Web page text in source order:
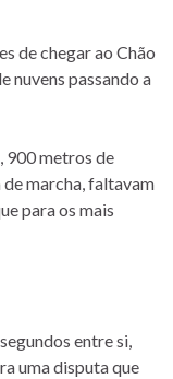
de chegar ao Chão
nuvens passando a
900 metros de
marcha, faltavam
para os mais
entre si,
uma disputa que